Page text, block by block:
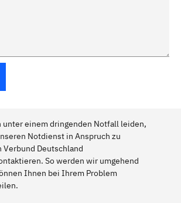
unter einem dringenden Notfall leiden,
Notdienst in Anspruch zu
Verbund Deutschland
So werden wir umgehend
Ihnen bei Ihrem Problem